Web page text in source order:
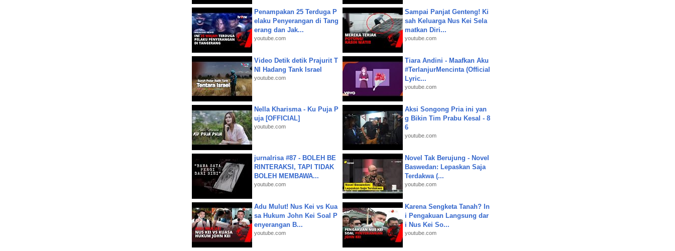
Penampakan 25 Terduga P
elaku Penyerangan di Tang
erang dan Jak...
youtube.com
Sampai Panjat Genteng! Ki
sah Keluarga Nus Kei Sela
matkan Diri...
youtube.com
Video Detik detik Prajurit T
NI Hadang Tank Israel
youtube.com
Tiara Andini - Maafkan Aku
#TerlanjurMencinta (Official
Lyric...
youtube.com
Nella Kharisma - Ku Puja P
uja [OFFICIAL]
youtube.com
Aksi Songong Pria ini yan
g Bikin Tim Prabu Kesal - 8
6
youtube.com
jurnalrisa #87 - BOLEH BE
RINTERAKSI, TAPI TIDAK
BOLEH MEMBAWA...
youtube.com
Novel Tak Berujung - Novel
Baswedan: Lepaskan Saja
Terdakwa (...
youtube.com
Adu Mulut! Nus Kei vs Kua
sa Hukum John Kei Soal P
enyerangan B...
youtube.com
Karena Sengketa Tanah? In
i Pengakuan Langsung dar
i Nus Kei So...
youtube.com